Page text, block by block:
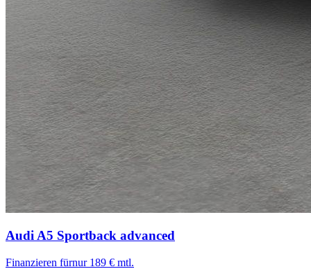
Audi A5 Sportback advanced
Finanzieren fürnur 189 € mtl.